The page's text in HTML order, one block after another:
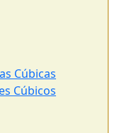
Cúbicas
Cúbicos